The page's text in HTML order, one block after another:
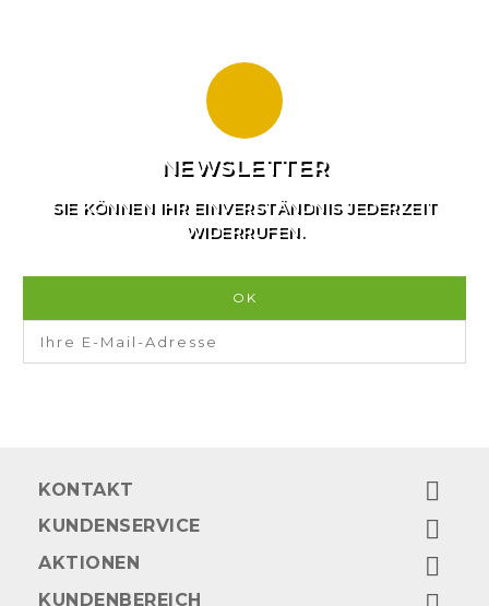
NEWSLETTER
SIE KÖNNEN IHR EINVERSTÄNDNIS JEDERZEIT
WIDERRUFEN.
KONTAKT 
KUNDENSERVICE 
AKTIONEN 
KUNDENBEREICH